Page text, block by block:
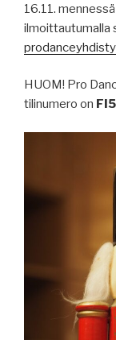
16.11.
ilmoittautumalla
HUOM! Pro
tilinumero on